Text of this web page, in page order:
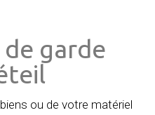
e
de garde
ou de votre matériel